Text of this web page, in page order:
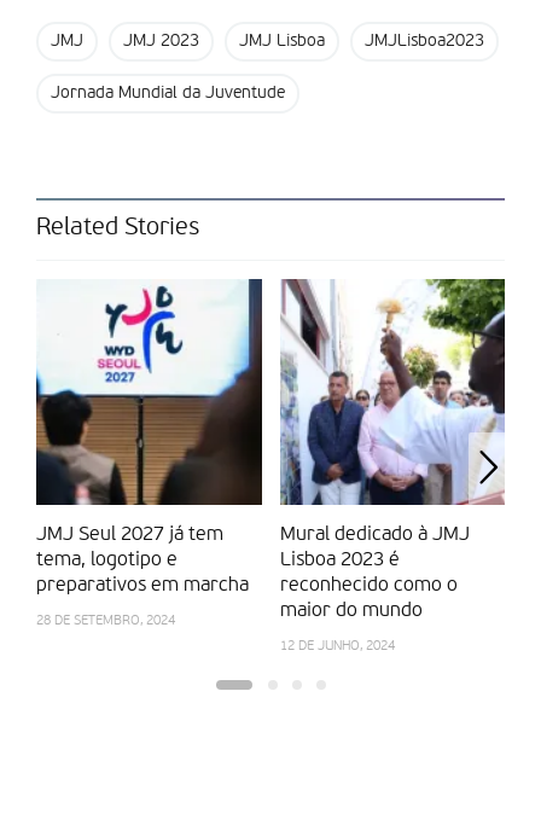
JMJ JMJ 2023 JMJ Lisboa JMJLisboa2023
Jornada Mundial da Juventude
Related Stories
JMJ Seul 2027 já tem
tema, logotipo e
preparativos em marcha
28 DE SETEMBRO, 2024
Mural dedicado à JMJ
Lisboa 2023 é
reconhecido como o
maior do mundo
12 DE JUNHO, 2024